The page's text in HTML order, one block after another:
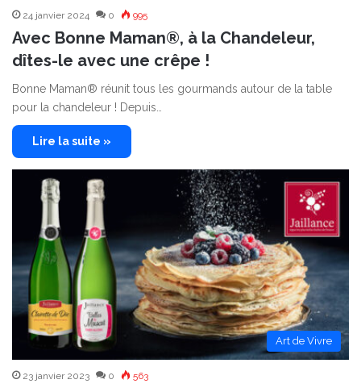
24 janvier 2024 0 995
Avec Bonne Maman®, à la Chandeleur,
dîtes-le avec une crêpe !
Bonne Maman® réunit tous les gourmands autour de la table
pour la chandeleur ! Depuis…
Lire la suite »
Art de Vivre
23 janvier 2023 0 563